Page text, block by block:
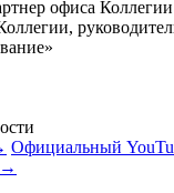
офиса Коллегии
Официальный
→